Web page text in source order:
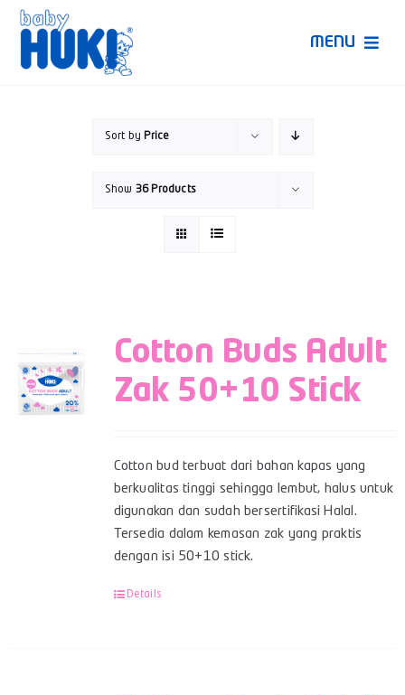
Skip
content
MENU
Sort by Price
Show 36 Products
Cotton Buds Adult
Zak 50+10 Stick
Cotton bud terbuat dari bahan kapas yang
berkualitas tinggi sehingga lembut, halus untuk
digunakan dan sudah bersertifikasi Halal.
Tersedia dalam kemasan zak yang praktis
dengan isi 50+10 stick.
Details